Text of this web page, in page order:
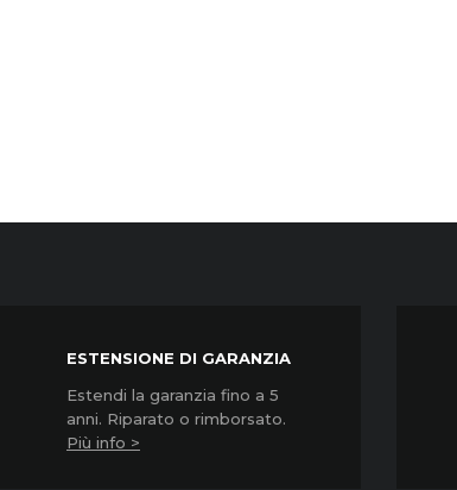
ESTENSIONE DI GARANZIA
Estendi la garanzia fino a 5
anni. Riparato o rimborsato.
Più info >